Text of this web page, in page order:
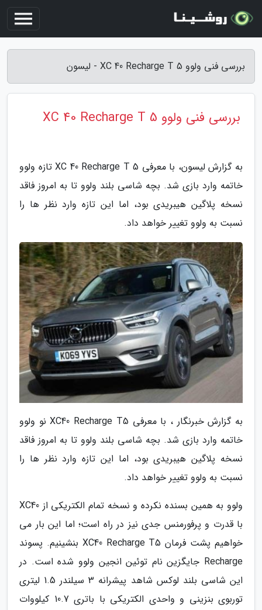
بررسی فنی ولوو XC 40 Recharge T 5 - لیسون
بررسی فنی ولوو XC 40 Recharge T 5
به گزارش لیسون، با معرفی XC 40 Recharge T 5 تازه ولوو
خاتمه وارد بازی شد. بچه شاسی بلند ولوو تا به امروز فاقد
نسخه پلاگین هیبریدی بود، اما این تازه وارد نظر ها را
نسبت به ولوو تغییر خواهد داد.
به گزارش خبرنگار ، با معرفی XC40 Recharge T5 نو ولوو
خاتمه وارد بازی شد. بچه شاسی بلند ولوو تا به امروز فاقد
نسخه پلاگین هیبریدی بود، اما این تازه وارد نظر ها را
نسبت به ولوو تغییر خواهد داد.
ولوو به همین بسنده نکرده و نسخه تمام الکتریکی از XC40
با قدرت و پرفورمنس جدی نیز در راه است؛ اما این بار می
خواهیم پشت فرمان XC40 Recharge T5 بنشینیم. پسوند
Recharge جایگزین نام توئین انجین ولوو شده است. در
این شاسی بلند لوکس شاهد پیشرانه 3 سیلندر 1.5 لیتری
توربوی بنزینی و واحدی الکتریکی با باتری 10.7 کیلووات